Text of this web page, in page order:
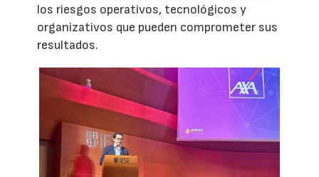
los riesgos operativos, tecnológicos y
organizativos que pueden comprometer sus
resultados.